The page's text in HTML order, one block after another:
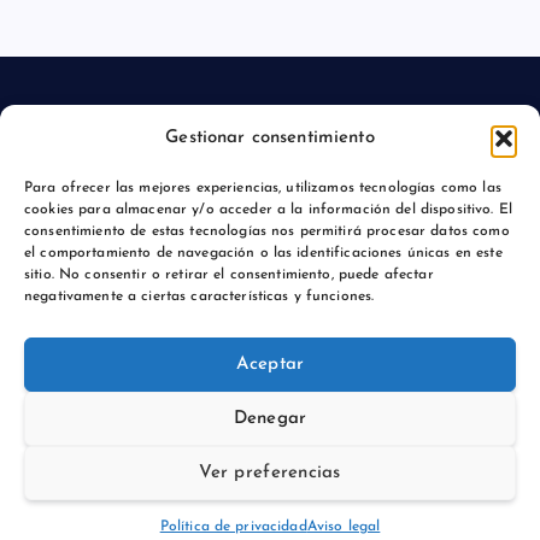
Gestionar consentimiento
Para ofrecer las mejores experiencias, utilizamos tecnologías como las
cookies para almacenar y/o acceder a la información del dispositivo. El
consentimiento de estas tecnologías nos permitirá procesar datos como
el comportamiento de navegación o las identificaciones únicas en este
sitio. No consentir o retirar el consentimiento, puede afectar
negativamente a ciertas características y funciones.
Aceptar
Denegar
Ver preferencias
Política de privacidadAviso legal
Política de privacidad
Desert Themes